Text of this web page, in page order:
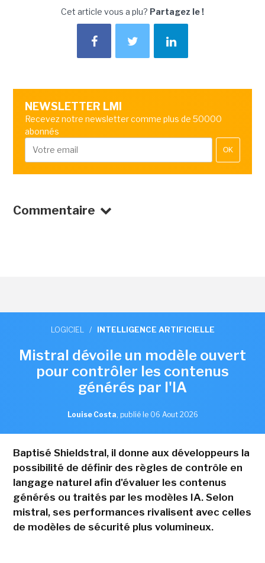
Cet article vous a plu? Partagez le !
NEWSLETTER LMI
Recevez notre newsletter comme plus de 50000
abonnés
OK
Commentaire
LOGICIEL / INTELLIGENCE ARTIFICIELLE
Mistral dévoile un modèle ouvert
pour contrôler les contenus
générés par l'IA
Louise Costa, publié le 06 Aout 2026
Baptisé Shieldstral, il donne aux développeurs la
possibilité de définir des règles de contrôle en
langage naturel afin d'évaluer les contenus
générés ou traités par les modèles IA. Selon
mistral, ses performances rivalisent avec celles
de modèles de sécurité plus volumineux.